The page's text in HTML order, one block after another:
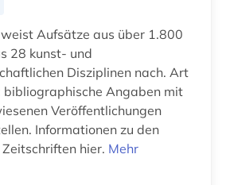
dante alighieri (1)
mining (1)
datenanalyse (1)
Aufsätze aus über 1.800
28 kunst- und
Disziplinen nach. Art
bibliographische Angaben mit
Veröffentlichungen
Informationen zu den
hier. Mehr